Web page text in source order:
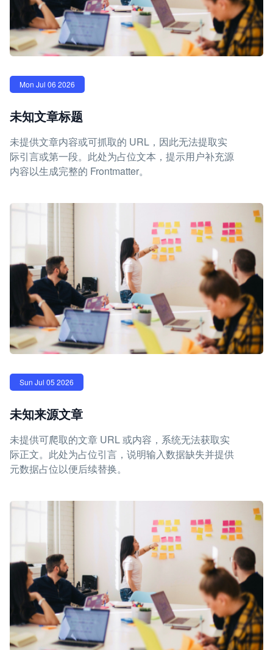
Mon Jul 06 2026
未知文章标题
未提供文章内容或可抓取的 URL，因此无法提取实
际引言或第一段。此处为占位文本，提示用户补充源
内容以生成完整的 Frontmatter。
Sun Jul 05 2026
未知来源文章
未提供可爬取的文章 URL 或内容，系统无法获取实
际正文。此处为占位引言，说明输入数据缺失并提供
元数据占位以便后续替换。